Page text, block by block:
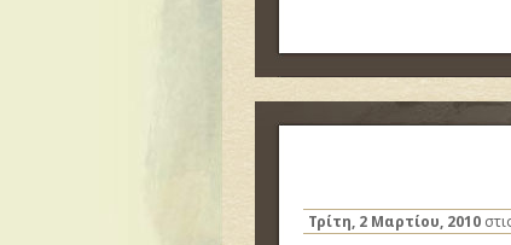
Τρίτη, 2 Μαρτίου, 2010